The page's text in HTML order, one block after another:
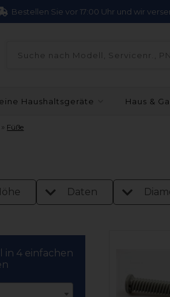
Bestellen Sie vor 17:00 Uhr und wir
Haushaltsgeräte Haus &
» Füße
Daten
in 4 einfachen